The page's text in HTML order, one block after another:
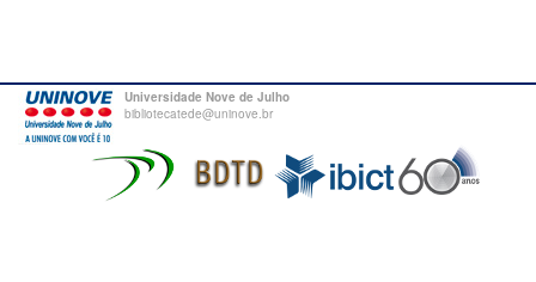
Universidade Nove de Julho
bibliotecatede@uninove.br